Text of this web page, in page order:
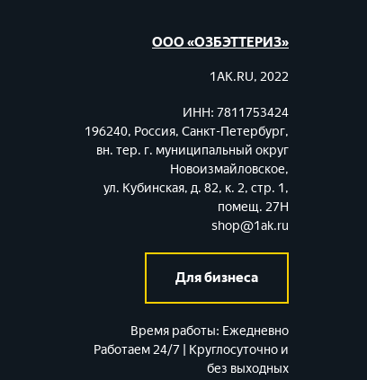
ООО «ОЗБЭТТЕРИЗ»
1AK.RU, 2022
ИНН: 7811753424
196240, Россия, Санкт-Петербург,
вн. тер. г. муниципальный округ
Новоизмайловское,
ул. Кубинская, д. 82, к. 2, стр. 1,
помещ. 27Н
shop@1ak.ru
Для бизнеса
Время работы: Ежедневно
Работаем 24/7 | Круглосуточно и
без выходных